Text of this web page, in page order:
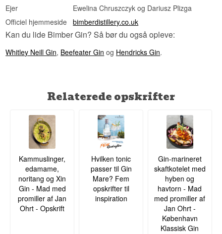
Ejer
Ewelina Chruszczyk og Dariusz Plizga
Officiel hjemmeside
bimberdistillery.co.uk
Kan du lide Bimber Gin? Så bør du også opleve:
Whitley Neill Gin, Beefeater Gin og Hendricks Gin.
Relaterede opskrifter
Kammuslinger,
edamame,
noritang og Xin
Gin - Mad med
promiller af Jan
Ohrt - Opskrift
Hvilken tonic
passer til Gin
Mare? Fem
opskrifter til
inspiration
Gin-marineret
skaftkotelet med
hyben og
havtorn - Mad
med promiller af
Jan Ohrt -
København
Klassisk Gin